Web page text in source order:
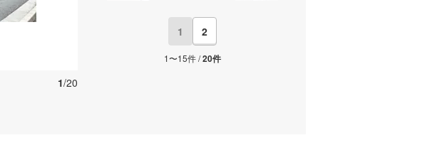
1/20
1 2
1〜15件 /20件